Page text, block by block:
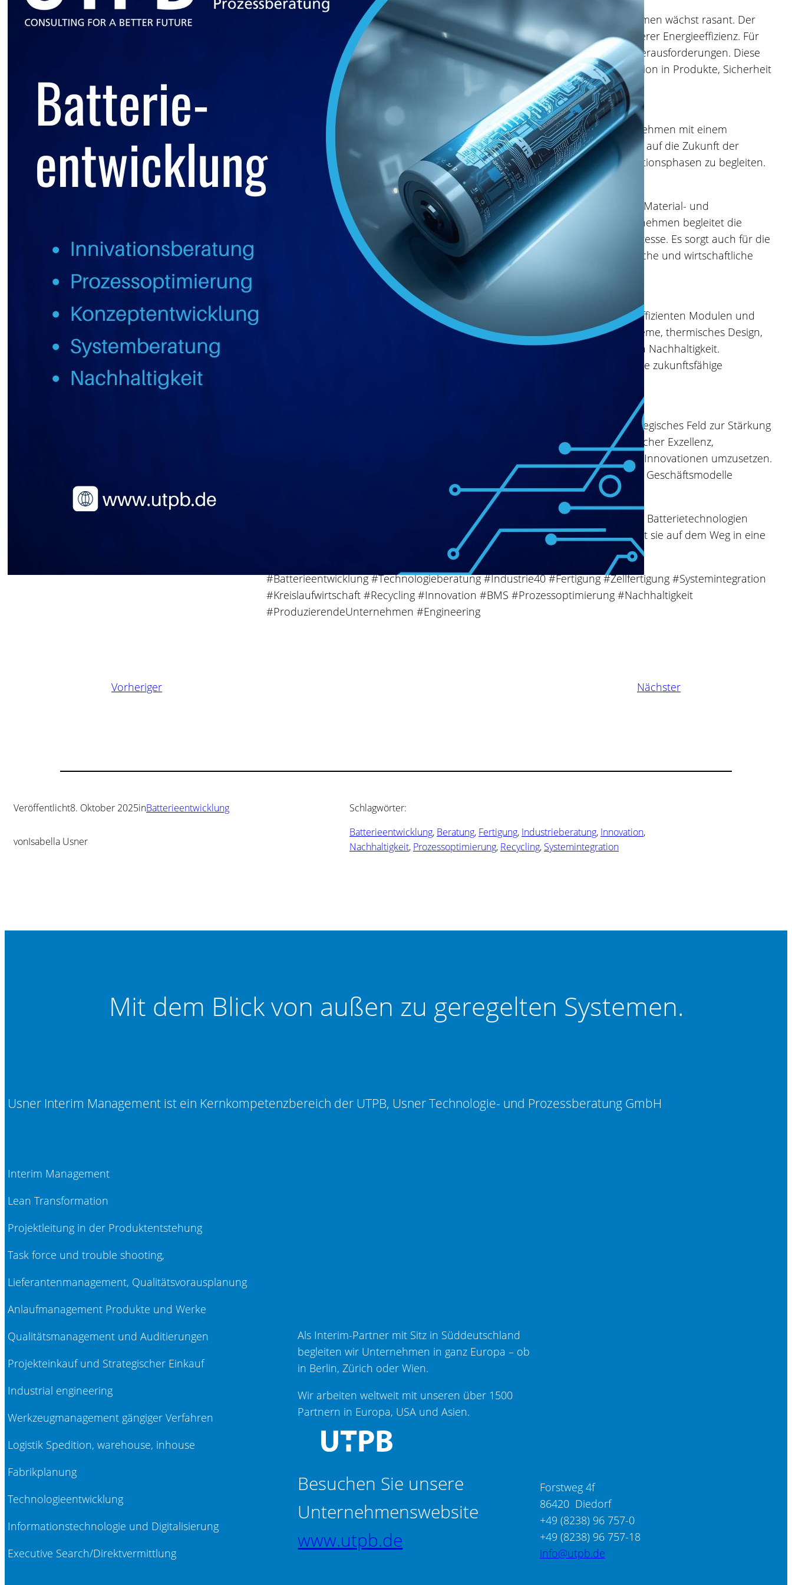
Die Nachfrage nach leistungsfähigen, sicheren und nachhaltigen Batteriesystemen wächst rasant. Der
Antrieb kommt durch Elektromobilität, Energiewende und den Bedarf an höherer Energieeffizienz. Für
produzierende Unternehmen entstehen daraus große Chancen, aber auch Herausforderungen. Diese
reichen von der Materialauswahl und Skalierung der Fertigung bis zur Integration in Produkte, Sicherheit
und Kreislaufwirtschaft.
Ganzheitlicher Beratungsansatz der UTPB
Die UTPB Usner Technologie- und Prozessberatung GmbH unterstützt Unternehmen mit einem
umfassenden, praxisnahen und technologieoffenen Ansatz. Ziel ist es, Kunden auf die Zukunft der
Batterietechnologien vorzubereiten und sie in allen Entwicklungs- und Produktionsphasen zu begleiten.
Kompetenzen entlang der gesamten Wertschöpfungskette
UTPB deckt alle Bereiche von der Technologie- und Innovationsstrategie über Material- und
Chemieexpertise bis zur Prozess- und Fertigungsoptimierung ab. Unser Unternehmen begleitet die
Entwicklung neuer Batteriekonzepte, bewertet Zellchemien und optimiert Prozesse. Es sorgt auch für die
erfolgreiche Industrialisierung. Neben technischen werden auch organisatorische und wirtschaftliche
Faktoren berücksichtigt.
Systemintegration und Nachhaltigkeit im Mittelpunkt
Ein Schwerpunkt liegt auf der Systemintegration. Zellen müssen zu sicheren, effizienten Modulen und
Systemen zusammengeführt werden. Dazu gehören Batteriemanagementsysteme, thermisches Design,
Sicherheitstests und regulatorische Absicherung. Ebenso zentral ist das Thema Nachhaltigkeit.
Recyclingstrategien und Konzepte zur Wiederverwertung sind essenziell für eine zukunftsfähige
Batterieentwicklung ist für UTPB kein isoliertes Spezialgebiet, sondern ein strategisches Feld zur Stärkung
der industriellen Wettbewerbsfähigkeit. Durch die Verbindung von technologischer Exzellenz,
Prozessverständnis und Nachhaltigkeit unterstützt UTPB Unternehmen dabei, Innovationen umzusetzen.
Unternehmen können so neue Märkte erschließen und langfristig erfolgreiche Geschäftsmodelle
Unternehmen, die ihr Produktportfolio erweitern oder ihre Fertigung auf neue Batterietechnologien
ausrichten möchten, finden in UTPB einen erfahrenen Partner. Dieser begleitet sie auf dem Weg in eine
energieeffiziente und nachhaltige Zukunft.
#Batterieentwicklung #Technologieberatung #Industrie40 #Fertigung #Zellfertigung #Systemintegration
#Kreislaufwirtschaft #Recycling #Innovation #BMS #Prozessoptimierung #Nachhaltigkeit
#ProduzierendeUnternehmen #Engineering
Vorheriger Nächster
Veröffentlicht8. Oktober 2025inBatterieentwicklung
vonIsabella Usner
Schlagwörter:
Batterieentwicklung, Beratung, Fertigung, Industrieberatung, Innovation
Nachhaltigkeit, Prozessoptimierung, Recycling, Systemintegration
Mit dem Blick von außen zu geregelten Systemen.
Usner Interim Management ist ein Kernkompetenzbereich der UTPB, Usner Technologie- und Prozessberatung GmbH
Interim Management
Lean Transformation
Projektleitung in der Produktentstehung
Task force und trouble shooting,
Lieferantenmanagement, Qualitätsvorausplanung
Anlaufmanagement Produkte und Werke
Qualitätsmanagement und Auditierungen
Projekteinkauf und Strategischer Einkauf
Industrial engineering
Werkzeugmanagement gängiger Verfahren
Logistik Spedition, warehouse, inhouse
Fabrikplanung
Technologieentwicklung
Informationstechnologie und Digitalisierung
Executive Search/Direktvermittlung
Als Interim-Partner mit Sitz in Süddeutschland
begleiten wir Unternehmen in ganz Europa – ob
in Berlin, Zürich oder Wien.
Wir arbeiten weltweit mit unseren über 1500
Partnern in Europa, USA und Asien.
Besuchen Sie unsere
Unternehmenswebsite
www.utpb.de
Forstweg 4f
86420 Diedorf
+49 (8238) 96 757-0
+49 (8238) 96 757-18
info@utpb.de